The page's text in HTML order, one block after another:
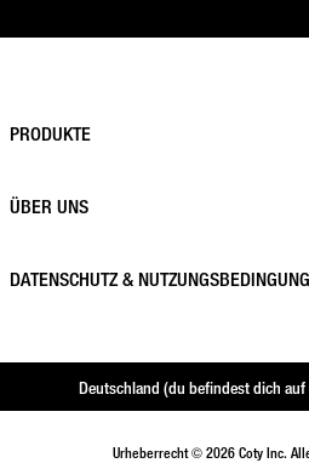
PRODUKTE
ÜBER UNS
DATENSCHUTZ &
Deutschland (du befindest dich auf
Urheberrecht © 2026 Coty Inc.